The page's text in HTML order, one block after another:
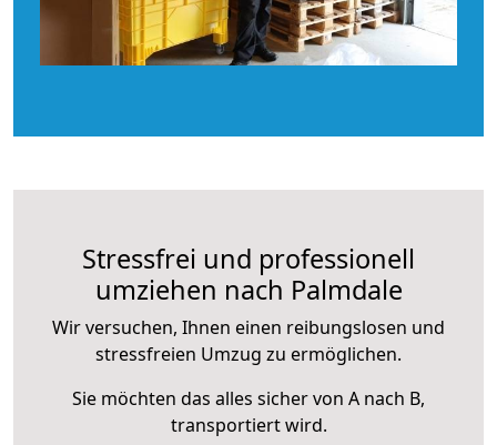
Stressfrei und professionell
umziehen nach Palmdale
Wir versuchen, Ihnen einen reibungslosen und
stressfreien Umzug zu ermöglichen.
Sie möchten das alles sicher von A nach B,
transportiert wird.